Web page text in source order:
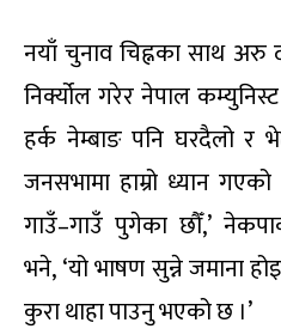
नयाँ चुनाव चिह्नका साथ अरु
निर्क्योल गरेर नेपाल
हर्क नेम्बाङ पनि घरदैलो र
जनसभामा हाम्रो ध्यान
गाउँ–गाउँ पुगेका छौँ,’
भने,‘यो भाषण सुन्ने जमाना
कुरा थाहा पाउनु भएको छ ।’